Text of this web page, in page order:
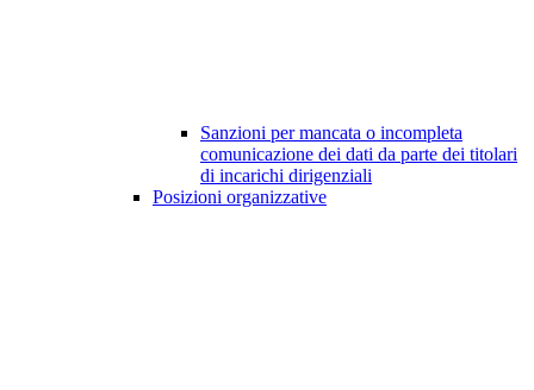
Sanzioni per mancata o incompleta
comunicazione dei dati da parte dei titolari
di incarichi dirigenziali
Posizioni organizzative